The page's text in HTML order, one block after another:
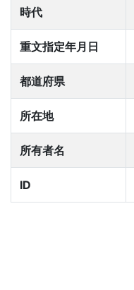
時代
重文指定年月日
都道府県
所在地
所有者名
ID